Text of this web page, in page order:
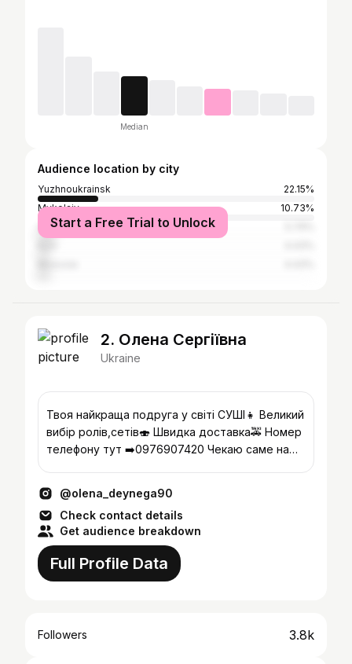
Median
Audience location by city
Yuzhnoukrainsk
22.15%
Mykolaiv
10.73%
Odesa
Start a Free Trial to Unlock
2. Олена Сергіївна
Ukraine
Твоя найкраща подруга у світі СУШІ👧 Великий
вибір ролів,сетів🍣 Швидка доставка🚕 Номер
телефону тут ➡️0976907420 Чекаю саме на
@olena_deynega90
Check contact details
Get audience breakdown
Full Profile Data
Followers 3.8k